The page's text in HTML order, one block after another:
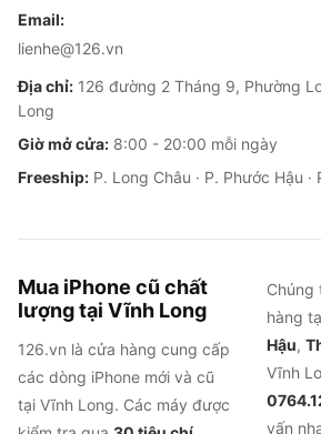
Email:
lienhe@126.vn
Địa chỉ: 126 đường 2 Tháng 9, Phường
Long
Giờ mở cửa: 8:00 - 20:00 mỗi ngày
Freeship: P. Long Châu · P. Phước Hậu
Mua iPhone cũ chất
lượng tại Vĩnh Long
126.vn là cửa hàng cung cấp
các dòng iPhone mới và cũ
tại Vĩnh Long. Các máy được
Chúng
hàng
Hậu,
Vĩnh
vấn